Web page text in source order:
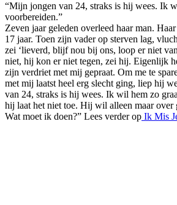
“Mijn jongen van 24, straks is hij wees. Ik
voorbereiden.”
Zeven jaar geleden overleed haar man.
17 jaar. Toen zijn vader op sterven lag,
zei ‘lieverd, blijf nou bij ons, loop er niet
niet, hij kon er niet tegen, zei hij. Eigenlijk
zijn verdriet met mij gepraat. Om me te
met mij laatst heel erg slecht ging, liep hij
van 24, straks is hij wees. Ik wil hem zo
hij laat het niet toe. Hij wil alleen maar over
Wat moet ik doen?” Lees verder op Ik Mis